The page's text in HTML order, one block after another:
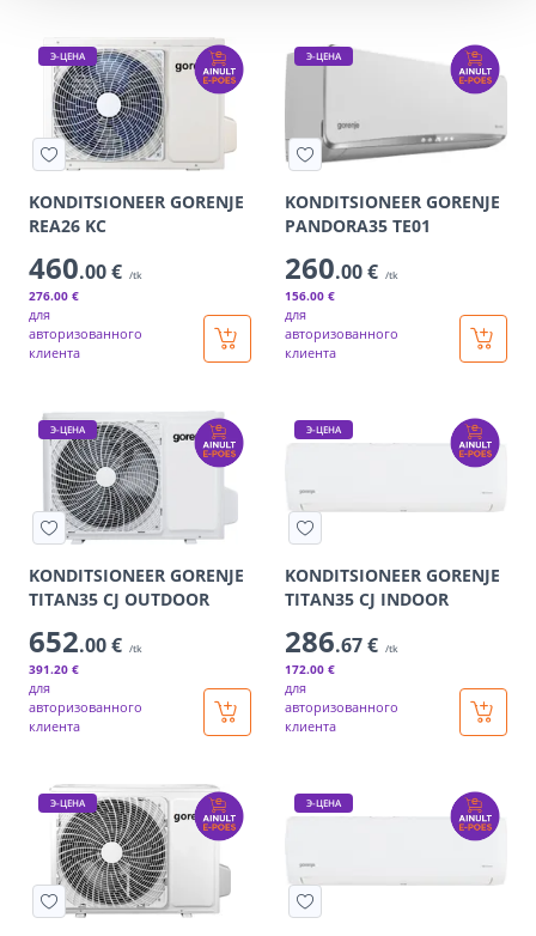
Э-ЦЕНА
KONDITSIONEER GORENJE
REA26 KC
460.00 € /tk
276.00 €
для
авторизованного
клиента
Э-ЦЕНА
KONDITSIONEER GORENJE
PANDORA35 TE01
260.00 € /tk
156.00 €
для
авторизованного
клиента
Э-ЦЕНА
KONDITSIONEER GORENJE
TITAN35 CJ OUTDOOR
652.00 € /tk
391.20 €
для
авторизованного
клиента
Э-ЦЕНА
KONDITSIONEER GORENJE
TITAN35 CJ INDOOR
286.67 € /tk
172.00 €
для
авторизованного
клиента
Э-ЦЕНА Э-ЦЕНА